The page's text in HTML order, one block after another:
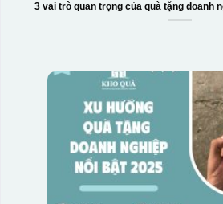
3 vai trò quan trọng của quà tặng doanh